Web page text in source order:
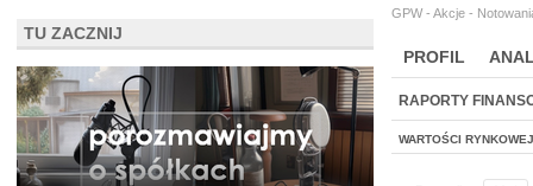
GPW - Akcje -
PROFIL
WYCENA BR
RAPORTY
WARTOŚCI RYNKOWEJ
TU ZACZNIJ